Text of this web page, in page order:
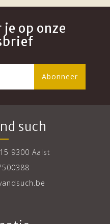
op onze
Abonneer
such
9300 Aalst